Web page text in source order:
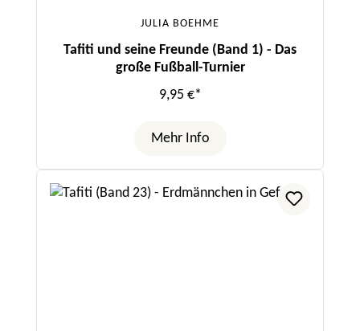
JULIA BOEHME
Tafiti und seine Freunde (Band 1) - Das
große Fußball-Turnier
9,95 €*
Mehr Info